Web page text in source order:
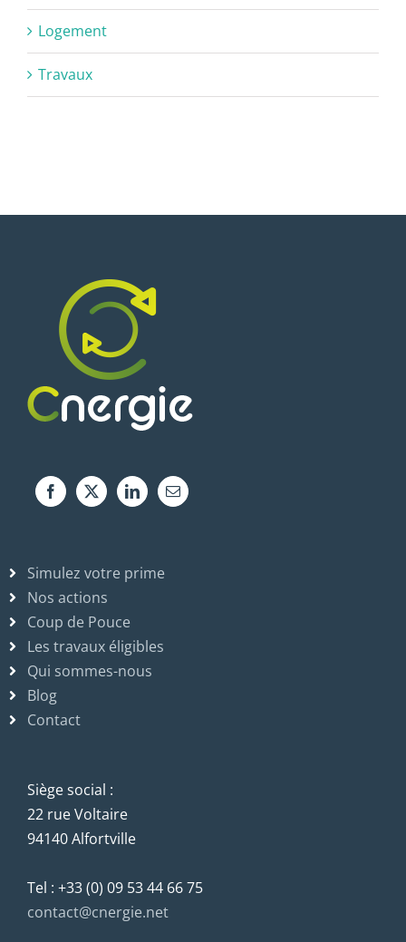
Logement
Travaux
Simulez votre prime
Nos actions
Coup de Pouce
Les travaux éligibles
Qui sommes-nous
Blog
Contact
Siège social :
22 rue Voltaire
94140 Alfortville
Tel : +33 (0) 09 53 44 66 75
contact@cnergie.net